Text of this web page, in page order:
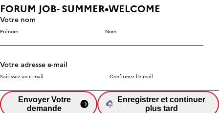
FORUM JOB- SUMMER•WELCOME
Votre nom
Prénom Nom
Votre adresse e-mail
Saisissez un e-mail Confirmez l’e-mail
Envoyer Votre
demande
Enregistrer et continuer
plus tard